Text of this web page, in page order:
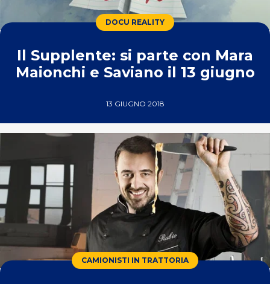
DOCU REALITY
Il Supplente: si parte con Mara
Maionchi e Saviano il 13 giugno
13 GIUGNO 2018
CAMIONISTI IN TRATTORIA